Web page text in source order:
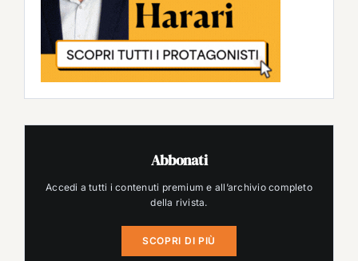
Abbonati
Accedi a tutti i contenuti premium e all’archivio completo
della rivista.
SCOPRI DI PIÙ